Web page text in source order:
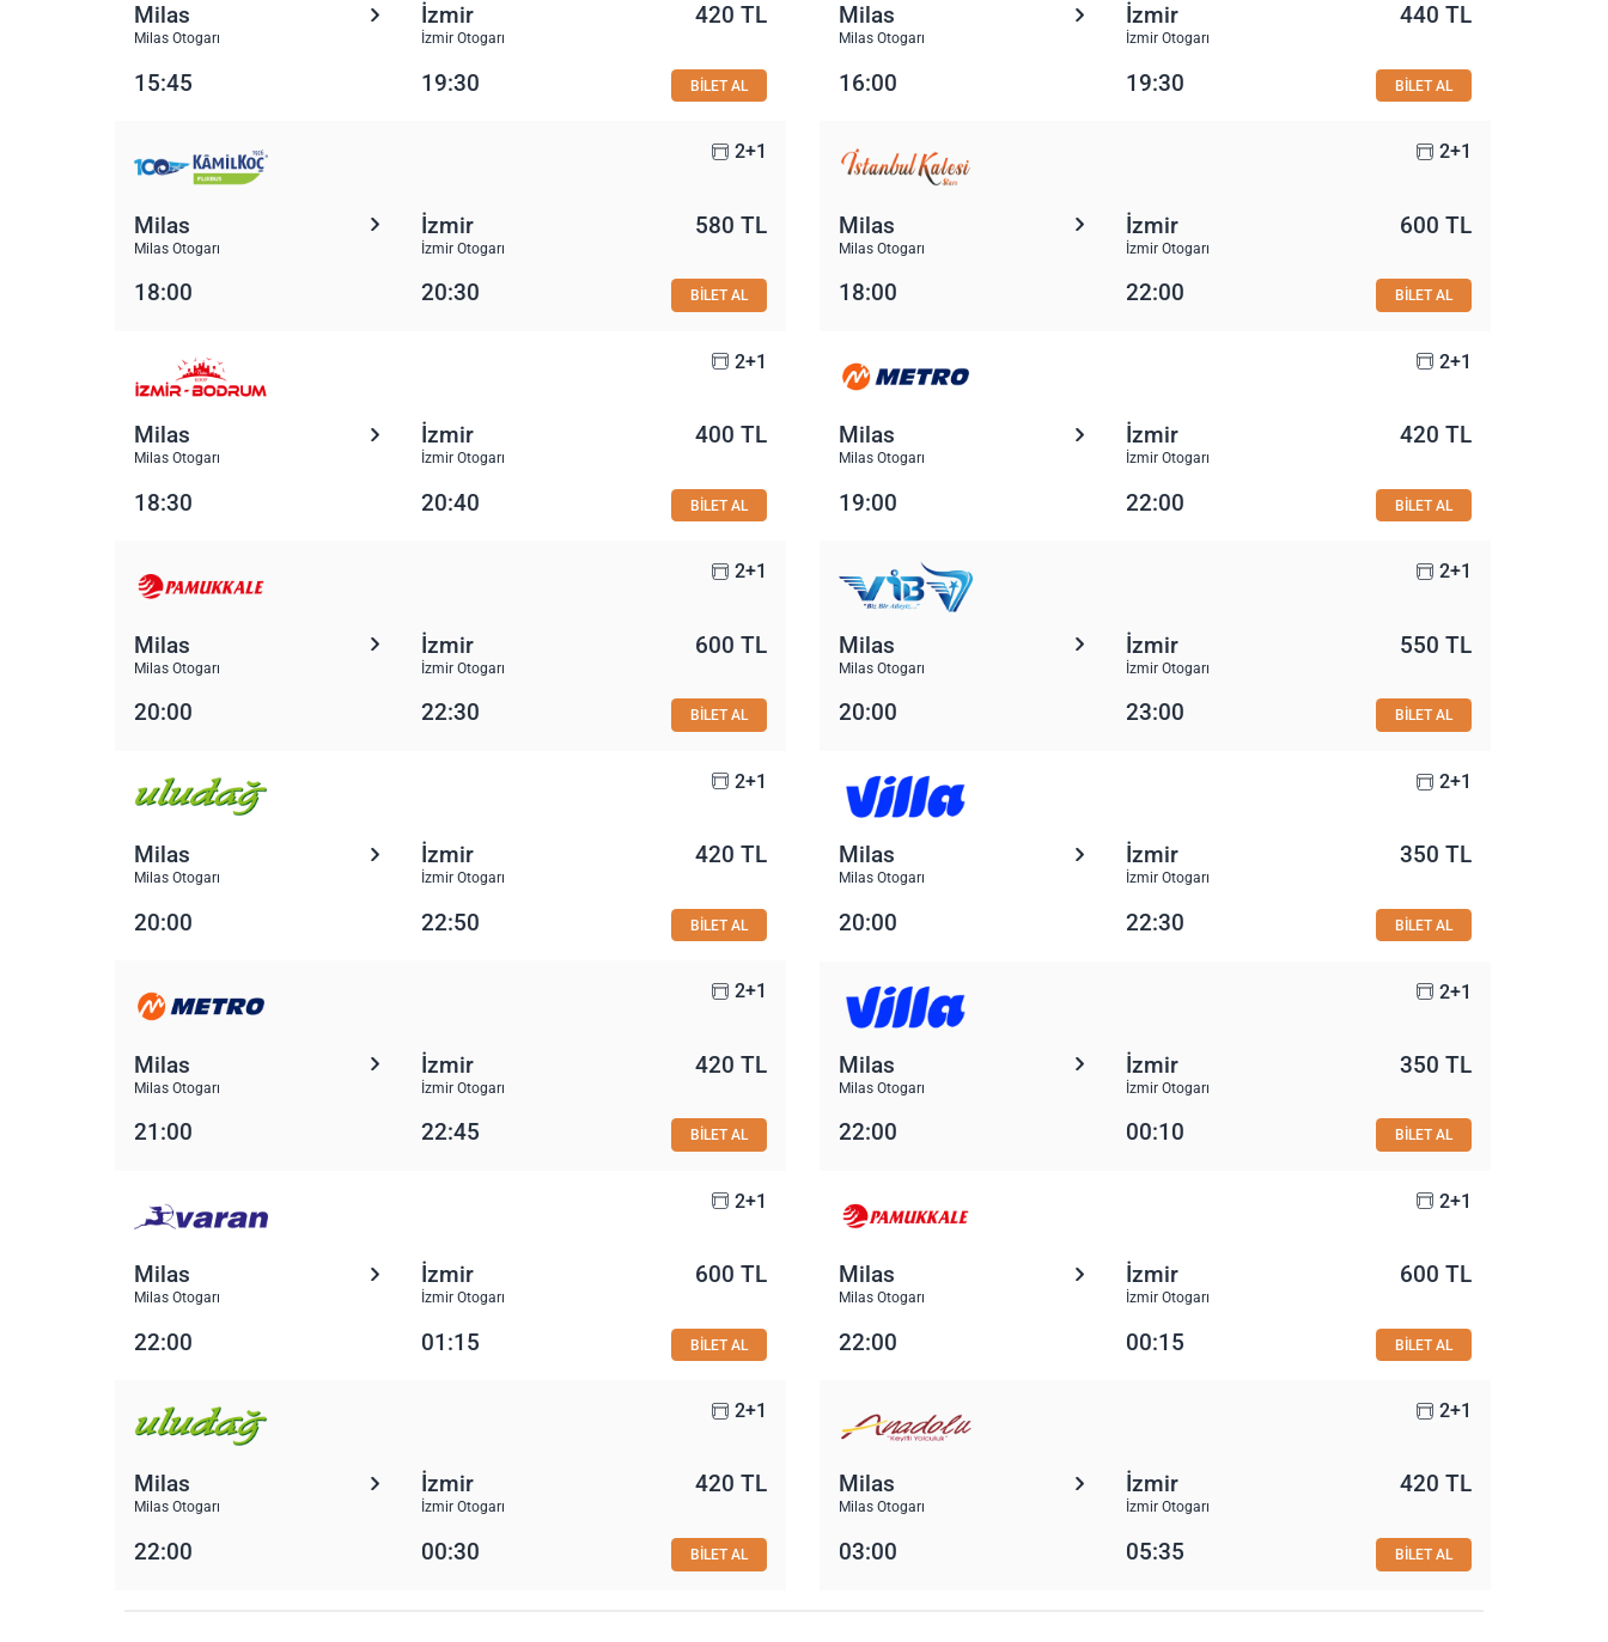
Milas
Milas Otogarı
İzmir
İzmir Otogarı
420 TL
15:45 19:30 BİLET AL
Milas
Milas Otogarı
İzmir
İzmir Otogarı
440 TL
16:00 19:30 BİLET AL
2+1
Milas
Milas Otogarı
İzmir
İzmir Otogarı
580 TL
18:00 20:30 BİLET AL
2+1
Milas
Milas Otogarı
İzmir
İzmir Otogarı
600 TL
18:00 22:00 BİLET AL
2+1
Milas
Milas Otogarı
İzmir
İzmir Otogarı
400 TL
18:30 20:40 BİLET AL
2+1
Milas
Milas Otogarı
İzmir
İzmir Otogarı
420 TL
19:00 22:00 BİLET AL
2+1
Milas
Milas Otogarı
İzmir
İzmir Otogarı
600 TL
20:00 22:30 BİLET AL
2+1
Milas
Milas Otogarı
İzmir
İzmir Otogarı
550 TL
20:00 23:00 BİLET AL
2+1
Milas
Milas Otogarı
İzmir
İzmir Otogarı
420 TL
20:00 22:50 BİLET AL
2+1
Milas
Milas Otogarı
İzmir
İzmir Otogarı
350 TL
20:00 22:30 BİLET AL
2+1
Milas
Milas Otogarı
İzmir
İzmir Otogarı
420 TL
21:00 22:45 BİLET AL
2+1
Milas
Milas Otogarı
İzmir
İzmir Otogarı
350 TL
22:00 00:10 BİLET AL
2+1
Milas
Milas Otogarı
İzmir
İzmir Otogarı
600 TL
22:00 01:15 BİLET AL
2+1
Milas
Milas Otogarı
İzmir
İzmir Otogarı
600 TL
22:00 00:15 BİLET AL
2+1
Milas
Milas Otogarı
İzmir
İzmir Otogarı
420 TL
22:00 00:30 BİLET AL
2+1
Milas
Milas Otogarı
İzmir
İzmir Otogarı
420 TL
03:00 05:35 BİLET AL